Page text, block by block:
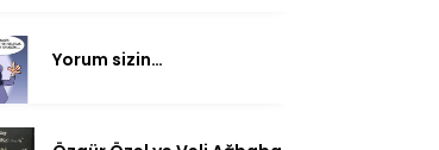
Yorum sizin…